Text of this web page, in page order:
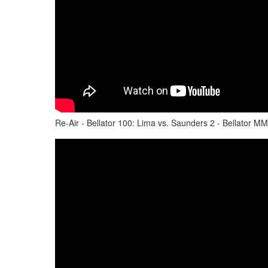
Re-Air - Bellator 100: Lima vs. Saunders 2 - Bellator